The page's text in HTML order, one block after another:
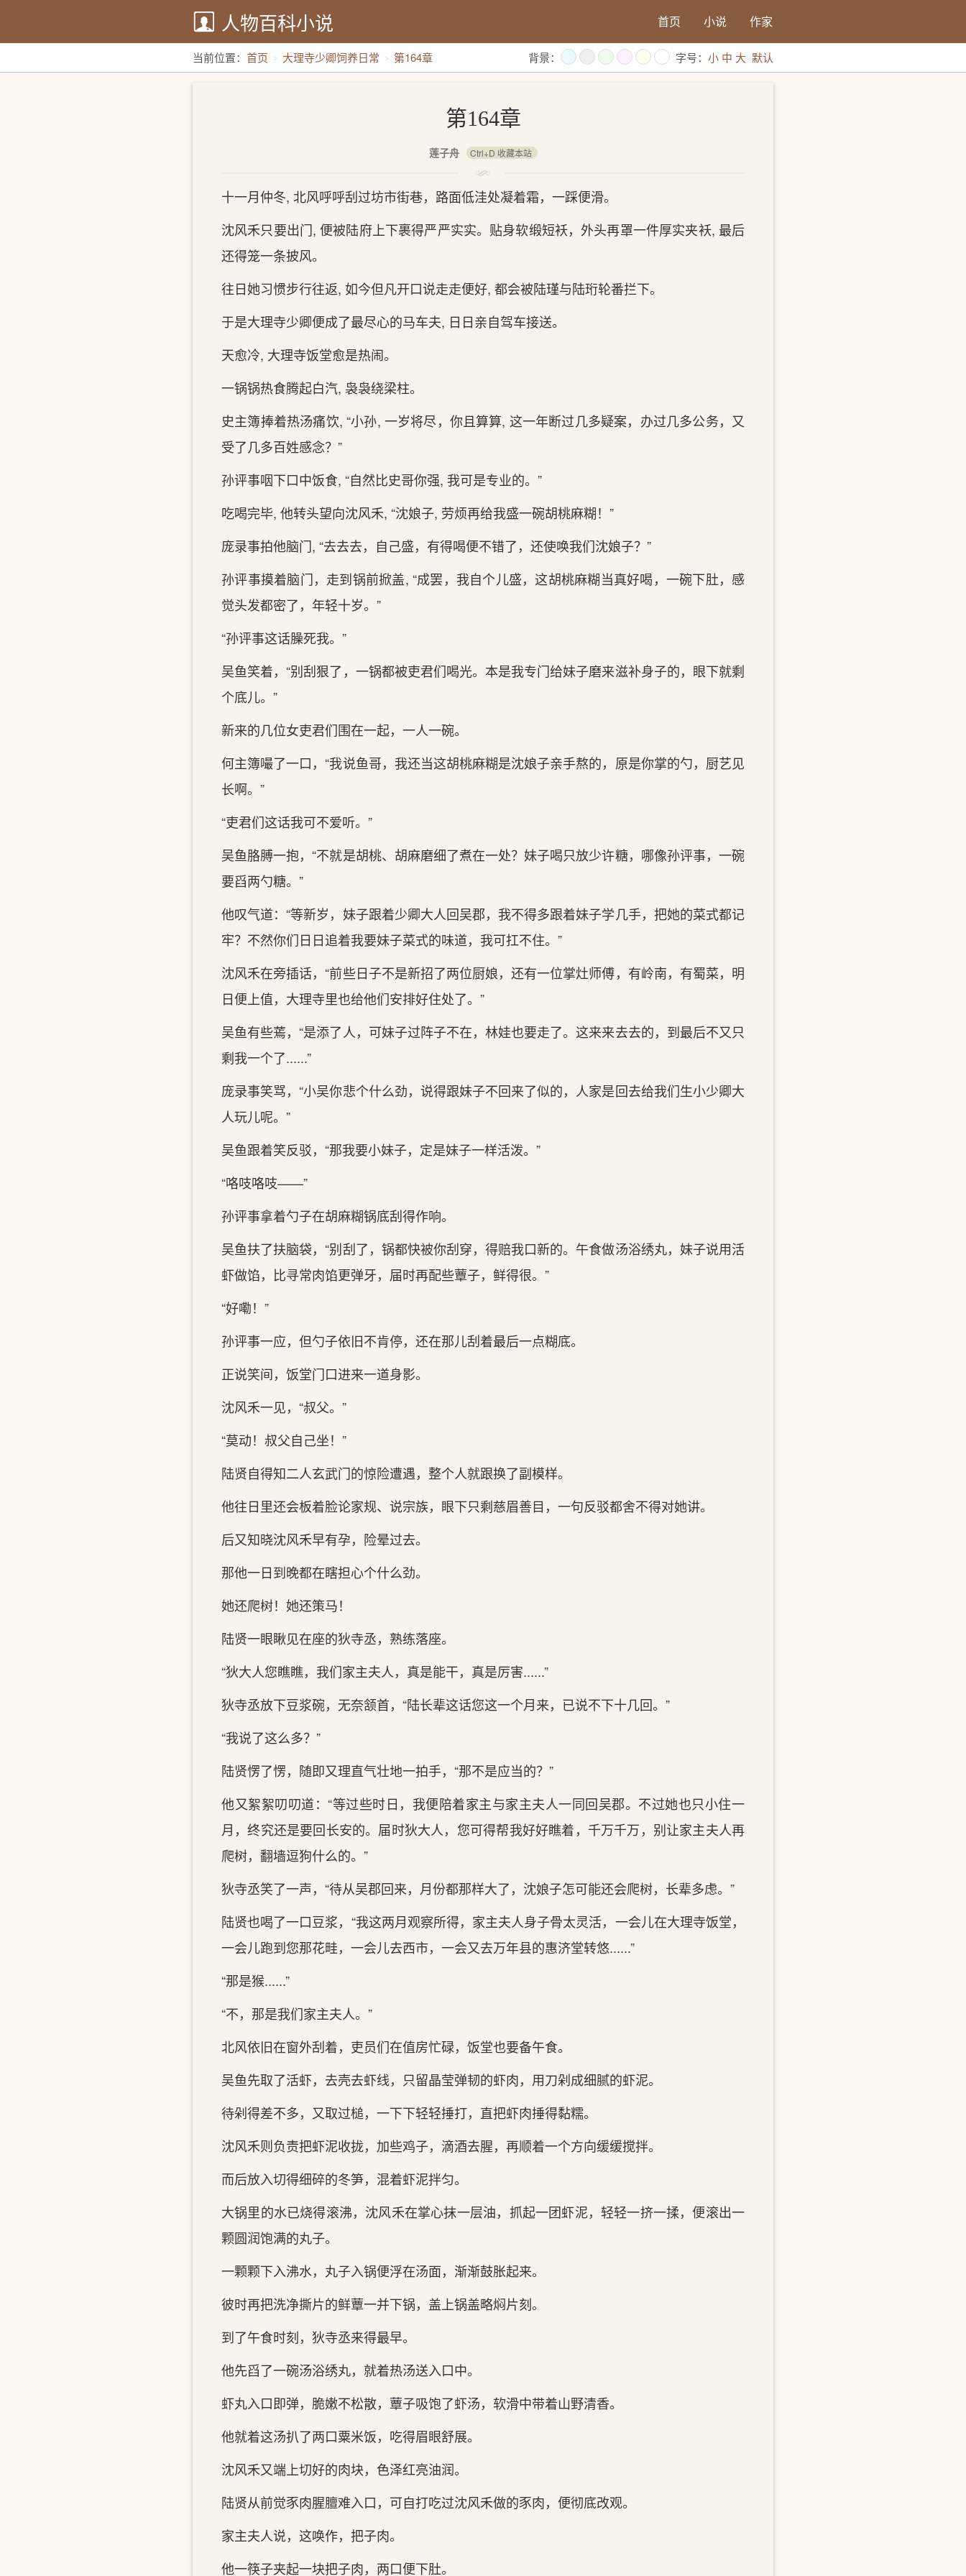
人物百科小说 首页 小说 作家
当前位置： 首页 大理寺少卿饲养日常 第164章 背景： 字号： 小 中 大 默认
第164章
莲子舟 Ctrl+D 收藏本站
十一月仲冬, 北风呼呼刮过坊市街巷，路面低洼处凝着霜，一踩便滑。
沈风禾只要出门, 便被陆府上下裹得严严实实。贴身软缎短袄，外头再罩一件厚实夹袄, 最后
还得笼一条披风。
往日她习惯步行往返, 如今但凡开口说走走便好, 都会被陆瑾与陆珩轮番拦下。
于是大理寺少卿便成了最尽心的马车夫, 日日亲自驾车接送。
天愈冷, 大理寺饭堂愈是热闹。
一锅锅热食腾起白汽, 袅袅绕梁柱。
史主簿捧着热汤痛饮, “小孙, 一岁将尽，你且算算, 这一年断过几多疑案，办过几多公务，又
受了几多百姓感念？”
孙评事咽下口中饭食, “自然比史哥你强, 我可是专业的。”
吃喝完毕, 他转头望向沈风禾, “沈娘子, 劳烦再给我盛一碗胡桃麻糊！”
庞录事拍他脑门, “去去去，自己盛，有得喝便不错了，还使唤我们沈娘子？”
孙评事摸着脑门，走到锅前掀盖, “成罢，我自个儿盛，这胡桃麻糊当真好喝，一碗下肚，感
觉头发都密了，年轻十岁。”
“孙评事这话臊死我。”
吴鱼笑着，“别刮狠了，一锅都被吏君们喝光。本是我专门给妹子磨来滋补身子的，眼下就剩
个底儿。”
新来的几位女吏君们围在一起，一人一碗。
何主簿嘬了一口，“我说鱼哥，我还当这胡桃麻糊是沈娘子亲手熬的，原是你掌的勺，厨艺见
长啊。”
“吏君们这话我可不爱听。”
吴鱼胳膊一抱，“不就是胡桃、胡麻磨细了煮在一处？妹子喝只放少许糖，哪像孙评事，一碗
要舀两勺糖。”
他叹气道：“等新岁，妹子跟着少卿大人回吴郡，我不得多跟着妹子学几手，把她的菜式都记
牢？不然你们日日追着我要妹子菜式的味道，我可扛不住。”
沈风禾在旁插话，“前些日子不是新招了两位厨娘，还有一位掌灶师傅，有岭南，有蜀菜，明
日便上值，大理寺里也给他们安排好住处了。”
吴鱼有些蔫，“是添了人，可妹子过阵子不在，林娃也要走了。这来来去去的，到最后不又只
剩我一个了......”
庞录事笑骂，“小吴你悲个什么劲，说得跟妹子不回来了似的，人家是回去给我们生小少卿大
人玩儿呢。”
吴鱼跟着笑反驳，“那我要小妹子，定是妹子一样活泼。”
“咯吱咯吱——”
孙评事拿着勺子在胡麻糊锅底刮得作响。
吴鱼扶了扶脑袋，“别刮了，锅都快被你刮穿，得赔我口新的。午食做汤浴绣丸，妹子说用活
虾做馅，比寻常肉馅更弹牙，届时再配些蕈子，鲜得很。”
“好嘞！”
孙评事一应，但勺子依旧不肯停，还在那儿刮着最后一点糊底。
正说笑间，饭堂门口进来一道身影。
沈风禾一见，“叔父。”
“莫动！叔父自己坐！”
陆贤自得知二人玄武门的惊险遭遇，整个人就跟换了副模样。
他往日里还会板着脸论家规、说宗族，眼下只剩慈眉善目，一句反驳都舍不得对她讲。
后又知晓沈风禾早有孕，险晕过去。
那他一日到晚都在瞎担心个什么劲。
她还爬树！她还策马！
陆贤一眼瞅见在座的狄寺丞，熟练落座。
“狄大人您瞧瞧，我们家主夫人，真是能干，真是厉害......”
狄寺丞放下豆浆碗，无奈颔首，“陆长辈这话您这一个月来，已说不下十几回。”
“我说了这么多？”
陆贤愣了愣，随即又理直气壮地一拍手，“那不是应当的？”
他又絮絮叨叨道：“等过些时日，我便陪着家主与家主夫人一同回吴郡。不过她也只小住一
月，终究还是要回长安的。届时狄大人，您可得帮我好好瞧着，千万千万，别让家主夫人再
爬树，翻墙逗狗什么的。”
狄寺丞笑了一声，“待从吴郡回来，月份都那样大了，沈娘子怎可能还会爬树，长辈多虑。”
陆贤也喝了一口豆浆，“我这两月观察所得，家主夫人身子骨太灵活，一会儿在大理寺饭堂，
一会儿跑到您那花畦，一会儿去西市，一会又去万年县的惠济堂转悠......”
“那是猴......”
“不，那是我们家主夫人。”
北风依旧在窗外刮着，吏员们在值房忙碌，饭堂也要备午食。
吴鱼先取了活虾，去壳去虾线，只留晶莹弹韧的虾肉，用刀剁成细腻的虾泥。
待剁得差不多，又取过槌，一下下轻轻捶打，直把虾肉捶得黏糯。
沈风禾则负责把虾泥收拢，加些鸡子，滴酒去腥，再顺着一个方向缓缓搅拌。
而后放入切得细碎的冬笋，混着虾泥拌匀。
大锅里的水已烧得滚沸，沈风禾在掌心抹一层油，抓起一团虾泥，轻轻一挤一揉，便滚出一
颗圆润饱满的丸子。
一颗颗下入沸水，丸子入锅便浮在汤面，渐渐鼓胀起来。
彼时再把洗净撕片的鲜蕈一并下锅，盖上锅盖略焖片刻。
到了午食时刻，狄寺丞来得最早。
他先舀了一碗汤浴绣丸，就着热汤送入口中。
虾丸入口即弹，脆嫩不松散，蕈子吸饱了虾汤，软滑中带着山野清香。
他就着这汤扒了两口粟米饭，吃得眉眼舒展。
沈风禾又端上切好的肉块，色泽红亮油润。
陆贤从前觉豕肉腥膻难入口，可自打吃过沈风禾做的豕肉，便彻底改观。
家主夫人说，这唤作，把子肉。
他一筷子夹起一块把子肉，两口便下肚。